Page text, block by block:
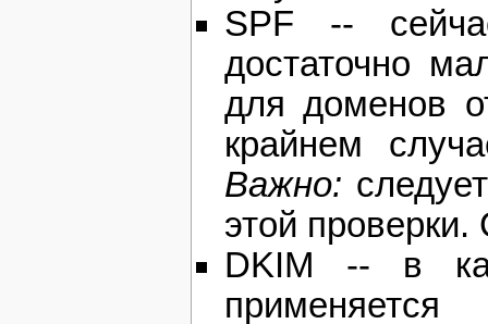
SPF --
достаточно
для доменов
крайнем
Важно:
этой
DKIM -- в